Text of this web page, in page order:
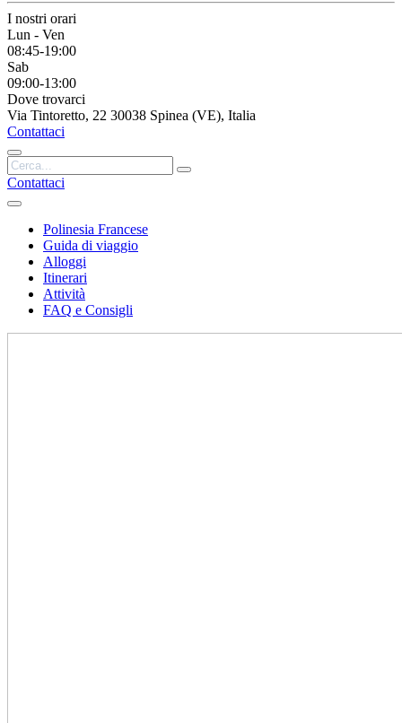
I nostri orari
Lun - Ven
08:45-19:00
Sab
09:00-13:00
Dove trovarci
Via Tintoretto, 22 30038 Spinea (VE), Italia
Contattaci
Contattaci
Polinesia Francese
Guida di viaggio
Alloggi
Itinerari
Attività
FAQ e Consigli